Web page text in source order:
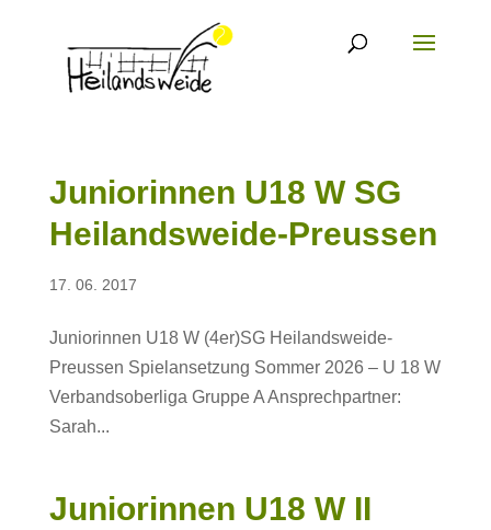
Juniorinnen U18 W SG
Heilandsweide-Preussen
17. 06. 2017
Juniorinnen U18 W (4er)SG Heilandsweide-
Preussen Spielansetzung Sommer 2026 – U 18 W
Verbandsoberliga Gruppe A Ansprechpartner:
Sarah...
Juniorinnen U18 W II